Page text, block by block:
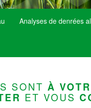
Analyses de denrées
SONT À
ET VOUS